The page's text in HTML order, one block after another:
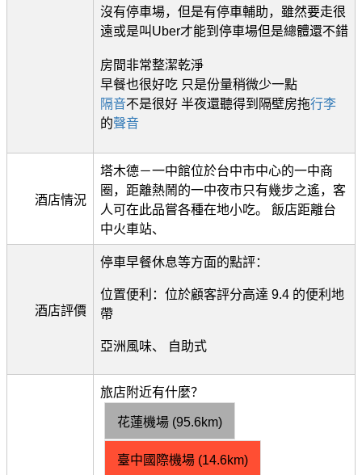
沒有停車場，但是有停車輔助，雖然要走很
遠或是叫Uber才能到停車場但是總體還不錯
房間非常整潔乾淨
早餐也很好吃 只是份量稍微少一點
隔音不是很好 半夜還聽得到隔壁房拖行李
的聲音
酒店情況
塔木德－一中館位於台中市中心的一中商
圈，距離熱鬧的一中夜市只有幾步之遙，客
人可在此品嘗各種在地小吃。 飯店距離台
中火車站、
酒店評價
停車早餐休息等方面的點評：
位置便利：位於顧客評分高達 9.4 的便利地
帶
亞洲風味、 自助式
旅店附近有什麼？
花蓮機場 (95.6km)
臺中國際機場 (14.6km)